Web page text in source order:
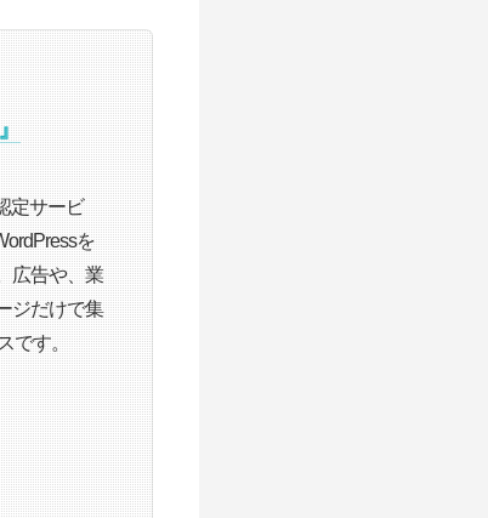
定サービ
を
広告や、業
ジだけで集
です。